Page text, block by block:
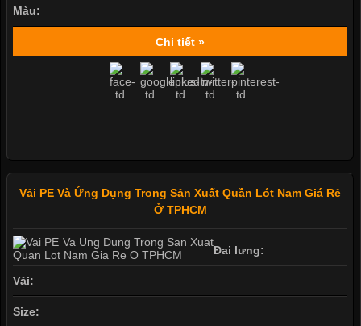
Màu:
Chi tiết »
Vải PE Và Ứng Dụng Trong Sản Xuất Quần Lót Nam Giá Rẻ
Ở TPHCM
Đai lưng:
Vải:
Size: